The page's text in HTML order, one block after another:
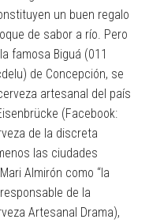
un buen regalo
de sabor a río. Pero
famosa Biguá (011
de Concepción, se
artesanal del país
(Facebook:
de la discreta
las ciudades
Almirón como “la
de la
Artesanal Drama),